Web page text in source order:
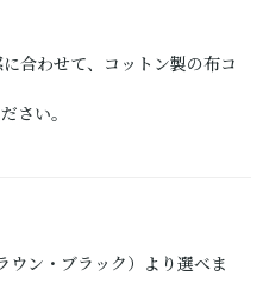
合わせて、コットン製の布コ
さい。
ウン・ブラック）より選べま